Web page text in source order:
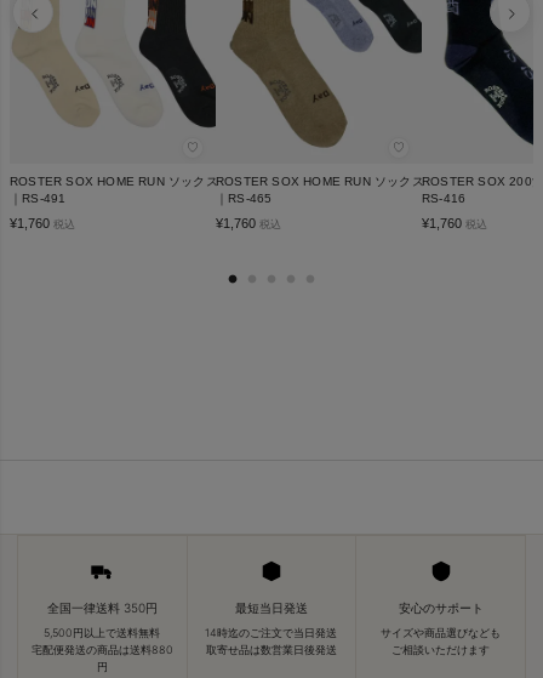
♡
ROSTER SOX HOME RUN ソックス
｜RS-491
¥1,760 税込
♡
ROSTER SOX HOME RUN ソックス
｜RS-465
¥1,760 税込
ROSTER SOX 200
RS-416
¥1,760 税込
全国一律送料 350円
5,500円以上で送料無料
宅配便発送の商品は送料880
円
最短当日発送
14時迄のご注文で当日発送
取寄せ品は数営業日後発送
安心のサポート
サイズや商品選びなども
ご相談いただけます